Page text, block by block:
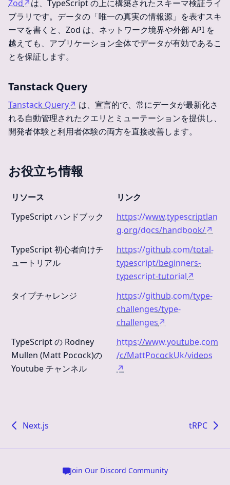
Zod↗は、TypeScript の上に構築されたスキーマ検証ライ
ブラリです。データの「唯一の真実の情報源」を表すスキ
ーマを書くと、Zod は、ネットワーク境界や外部 API を
越えても、アプリケーション全体でデータが有効であるこ
とを保証します。
Tanstack Query
Tanstack Query↗ は、宣言的で、常にデータが最新化さ
れる自動管理されたクエリとミューテーションを提供し、
開発者体験と利用者体験の両方を直接改善します。
お役立ち情報
リソース
リンク
TypeScript ハンドブック
https://www.typescriptlan
g.org/docs/handbook/↗
TypeScript 初心者向けチ
ュートリアル
https://github.com/total-
typescript/beginners-
typescript-tutorial↗
タイプチャレンジ
https://github.com/type-
challenges/type-
challenges↗
TypeScript の Rodney
Mullen (Matt Pocock)の
Youtube チャンネル
https://www.youtube.com
/c/MattPocockUk/videos
↗
Next.js tRPC
Join Our Discord Community